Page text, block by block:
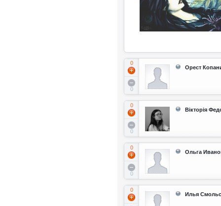
0
0
Орест
0
0
Вікторія
0
0
Ольга
0
Илья